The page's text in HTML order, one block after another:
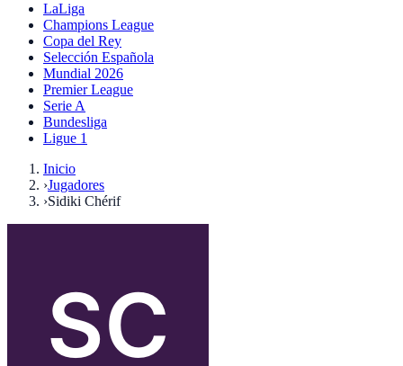
LaLiga
Champions League
Copa del Rey
Selección Española
Mundial 2026
Premier League
Serie A
Bundesliga
Ligue 1
Inicio
›Jugadores
›Sidiki Chérif